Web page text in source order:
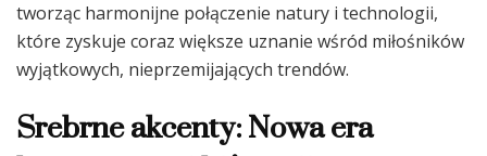
tworząc harmonijne połączenie natury i technologii,
które zyskuje coraz większe uznanie wśród miłośników
wyjątkowych, nieprzemijających trendów.
Srebrne akcenty: Nowa era